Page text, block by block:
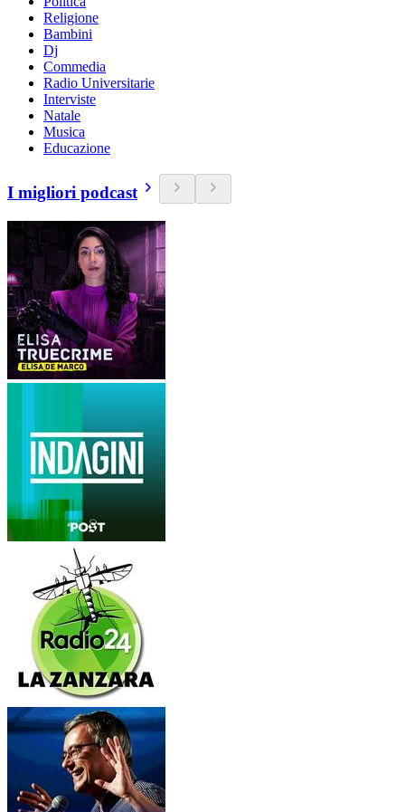
Religione
Bambini
Dj
Commedia
Radio Universitarie
Interviste
Natale
Musica
Educazione
I migliori podcast